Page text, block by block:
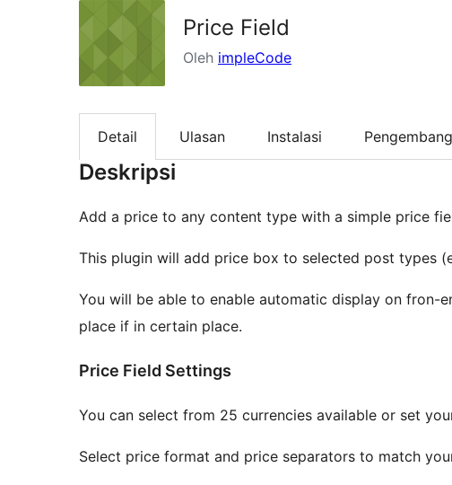
Price Field
Oleh impleCode
Detail Ulasan Instalasi
Deskripsi
Add a price to any content type with a simple price
This plugin will add price box to selected post types
You will be able to enable automatic display on fron-
place if in certain place.
Price Field Settings
You can select from 25 currencies available or set
Select price format and price separators to match